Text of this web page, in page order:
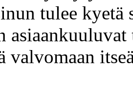
tulee kyetä
valvomaan